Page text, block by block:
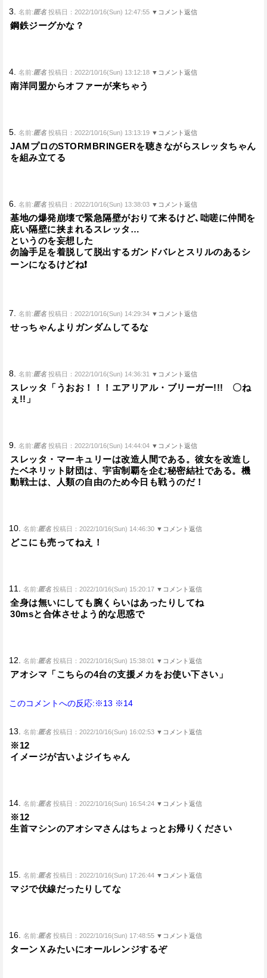
3. 名前:匿名 投稿日：2022/10/16(Sun) 12:47:55 ▼コメント返信
鋼鉄ジーグかな？
4. 名前:匿名 投稿日：2022/10/16(Sun) 13:12:18 ▼コメント返信
南洋同盟からオファーが来ちゃう
5. 名前:匿名 投稿日：2022/10/16(Sun) 13:13:19 ▼コメント返信
JAMプロのSTORMBRINGERを聴きながらスレッタちゃん
を組み立てる
6. 名前:匿名 投稿日：2022/10/16(Sun) 13:38:03 ▼コメント返信
基地の爆発崩壊で緊急隔壁がおりて来るけど､咄嗟に仲間を
庇い隔壁に挟まれるスレッタ…
というのを妄想した
勿論手足を着脱して脱出するガンドバレとスリルのあるシ
ーンになるけどね❗
7. 名前:匿名 投稿日：2022/10/16(Sun) 14:29:34 ▼コメント返信
せっちゃんよりガンダムしてるな
8. 名前:匿名 投稿日：2022/10/16(Sun) 14:36:31 ▼コメント返信
スレッタ「うおお！！！エアリアル・ブリーガー!!! 〇ね
ぇ!!」
9. 名前:匿名 投稿日：2022/10/16(Sun) 14:44:04 ▼コメント返信
スレッタ・マーキュリーは改造人間である。彼女を改造し
たベネリット財団は、宇宙制覇を企む秘密結社である。機
動戦士は、人類の自由のため今日も戦うのだ！
10. 名前:匿名 投稿日：2022/10/16(Sun) 14:46:30 ▼コメント返信
どこにも売ってねえ！
11. 名前:匿名 投稿日：2022/10/16(Sun) 15:20:17 ▼コメント返信
全身は無いにしても腕くらいはあったりしてね
30msと合体させよう的な思惑で
12. 名前:匿名 投稿日：2022/10/16(Sun) 15:38:01 ▼コメント返信
アオシマ「こちらの4台の支援メカをお使い下さい」
このコメントへの反応:※13 ※14
13. 名前:匿名 投稿日：2022/10/16(Sun) 16:02:53 ▼コメント返信
※12
イメージが古いよジイちゃん
14. 名前:匿名 投稿日：2022/10/16(Sun) 16:54:24 ▼コメント返信
※12
生首マシンのアオシマさんはちょっとお帰りください
15. 名前:匿名 投稿日：2022/10/16(Sun) 17:26:44 ▼コメント返信
マジで伏線だったりしてな
16. 名前:匿名 投稿日：2022/10/16(Sun) 17:48:55 ▼コメント返信
ターンＸみたいにオールレンジするぞ